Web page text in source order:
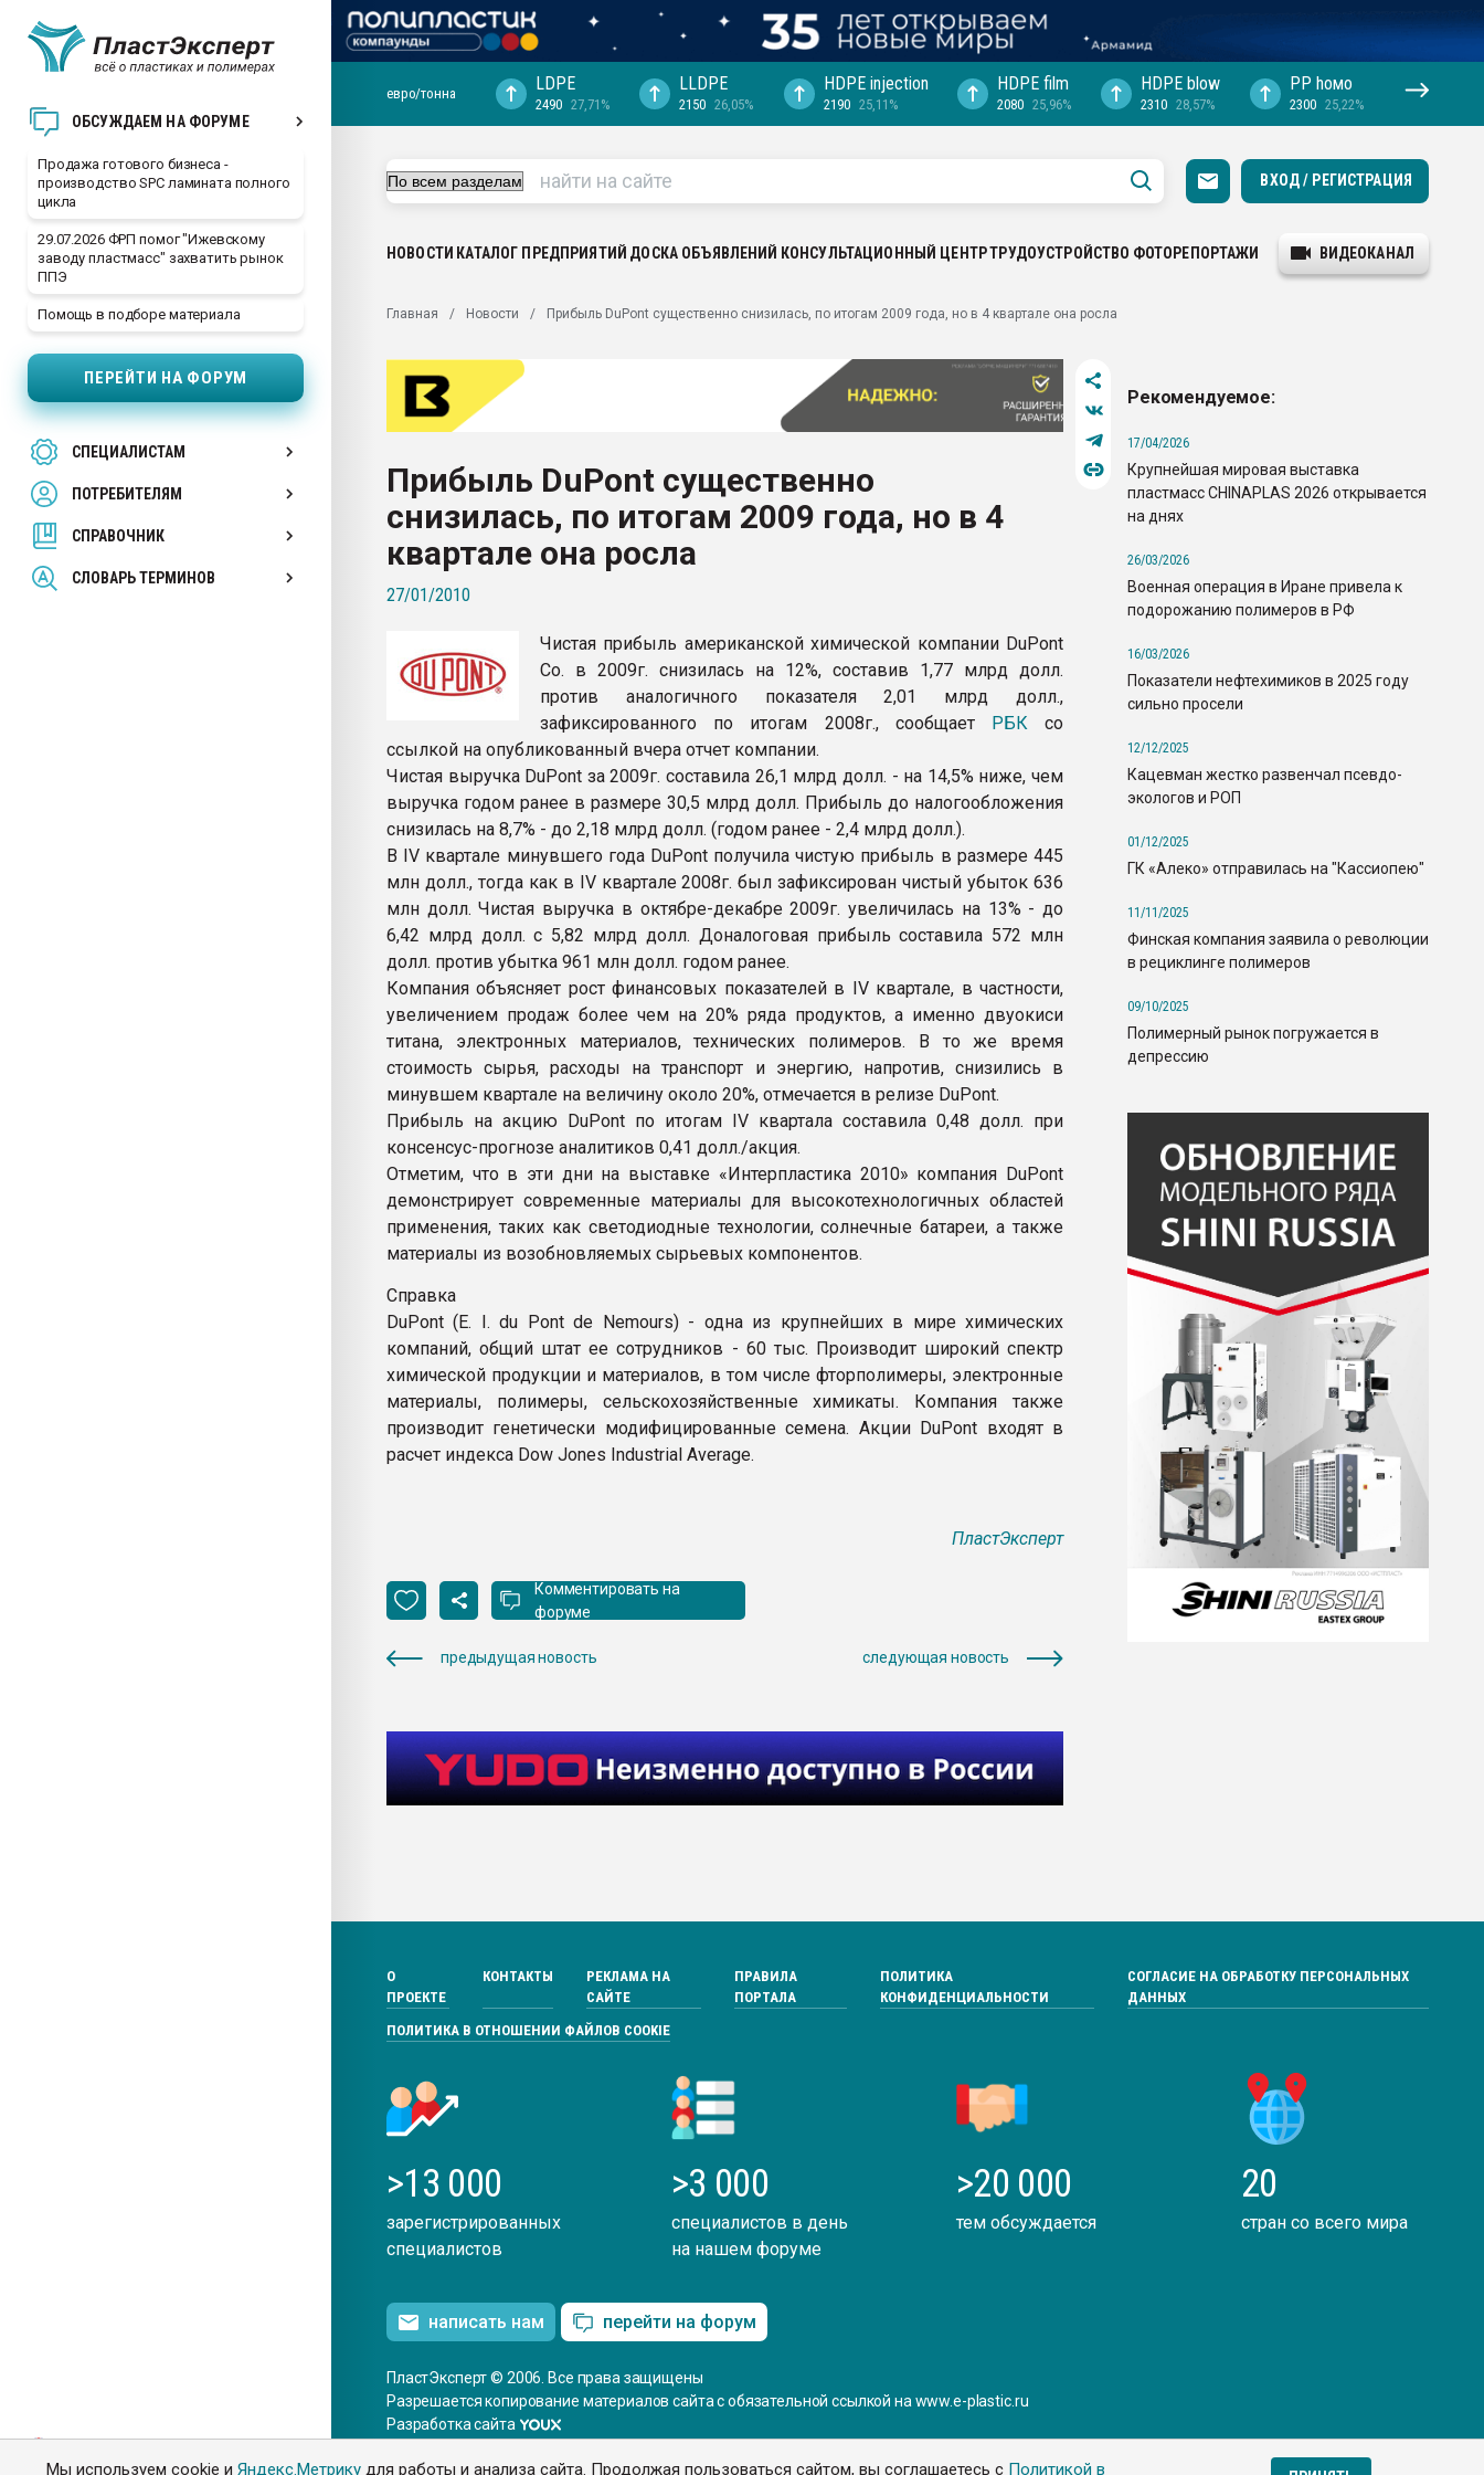
Мы используем cookie иЯндекс.Метрику для работы и анализа сайта. Продолжая пользоваться сайтом, вы соглашаетесь с Политикой в
ОБСУЖДАЕМ НА ФОРУМЕ
Продажа готового бизнеса -
производство SPC ламината полного
цикла
29.07.2026 ФРП помог "Ижевскому
заводу пластмасс" захватить рынок
ППЭ
Помощь в подборе материала
ПЕРЕЙТИ НА ФОРУМ
СПЕЦИАЛИСТАМ
ПОТРЕБИТЕЛЯМ
СПРАВОЧНИК
СЛОВАРЬ ТЕРМИНОВ
28.07.2026 "Технониколь" довольна
Всё, что касается выдува ПЭТ
Материал поверхности пуансона для
Продам отходы Композиция
поликарбоната и АБС-пластика
Armaloy PC/ABS-1IM черный цвет
Профильная литература. Продажа,
покупка, обмен
ПЕРЕЙТИ НА ФОРУМ
евро/тонна LDPE
2490 27,71%
LLDPE
2150 26,05%
HDPE injection
2190 25,11%
HDPE film
2080 25,96%
HDPE blow
2310 28,57%
PP hомо
2300 25,22%
ВХОД / РЕГИСТРАЦИЯ
НОВОСТИ КАТАЛОГ ПРЕДПРИЯТИЙ ДОСКА ОБЪЯВЛЕНИЙ КОНСУЛЬТАЦИОННЫЙ ЦЕНТРТРУДОУСТРОЙСТВО ФОТОРЕПОРТАЖИ ВИДЕОКАНАЛ
Главная Новости Прибыль DuPont существенно снизилась, по итогам 2009 года, но в 4 квартале она росла
Прибыль DuPont существенно
снизилась, по итогам 2009 года, но в 4
квартале она росла
27/01/2010
Чистая прибыль американской химической компании DuPont
Co. в 2009г. снизилась на 12%, составив 1,77 млрд долл.
против аналогичного показателя 2,01 млрд долл.,
зафиксированного по итогам 2008г., сообщает
РБКсо
ссылкой на опубликованный вчера отчет компании.
Чистая выручка DuPont за 2009г. составила 26,1 млрд долл. - на 14,5% ниже, чем
выручка годом ранее в размере 30,5 млрд долл. Прибыль до налогообложения
снизилась на 8,7% - до 2,18 млрд долл. (годом ранее - 2,4 млрд долл.).
В IV квартале минувшего года DuPont получила чистую прибыль в размере 445
млн долл., тогда как в IV квартале 2008г. был зафиксирован чистый убыток 636
млн долл. Чистая выручка в октябре-декабре 2009г. увеличилась на 13% - до
6,42 млрд долл. с 5,82 млрд долл. Доналоговая прибыль составила 572 млн
долл. против убытка 961 млн долл. годом ранее.
Компания объясняет рост финансовых показателей в IV квартале, в частности,
увеличением продаж более чем на 20% ряда продуктов, а именно двуокиси
титана, электронных материалов, технических полимеров. В то же время
стоимость сырья, расходы на транспорт и энергию, напротив, снизились в
минувшем квартале на величину около 20%, отмечается в релизе DuPont.
Прибыль на акцию DuPont по итогам IV квартала составила 0,48 долл. при
консенсус-прогнозе аналитиков 0,41 долл./акция.
Отметим, что в эти дни на выставке «Интерпластика 2010» компания DuPont
демонстрирует современные материалы для высокотехнологичных областей
применения, таких как светодиодные технологии, солнечные батареи, а также
материалы из возобновляемых сырьевых компонентов.
Справка
DuPont (E. I. du Pont de Nemours) - одна из крупнейших в мире химических
компаний, общий штат ее сотрудников - 60 тыс. Производит широкий спектр
химической продукции и материалов, в том числе фторполимеры, электронные
материалы, полимеры, сельскохозяйственные химикаты. Компания также
производит генетически модифицированные семена. Акции DuPont входят в
расчет индекса Dow Jones Industrial Average.
ПластЭксперт
Комментировать на
форуме
предыдущая новость следующая новость
Рекомендуемое:
17/04/2026
Крупнейшая мировая выставка
пластмасс CHINAPLAS 2026 открывается
на днях
26/03/2026
Военная операция в Иране привела к
подорожанию полимеров в РФ
16/03/2026
Показатели нефтехимиков в 2025 году
сильно просели
12/12/2025
Кацевман жестко развенчал псевдо-
экологов и РОП
01/12/2025
ГК «Алеко» отправилась на "Кассиопею"
11/11/2025
Финская компания заявила о революции
в рециклинге полимеров
09/10/2025
Полимерный рынок погружается в
депрессию
О
ПРОЕКТЕ
КОНТАКТЫ
РЕКЛАМА НА
САЙТЕ
ПРАВИЛА
ПОРТАЛА
ПОЛИТИКА
КОНФИДЕНЦИАЛЬНОСТИ
СОГЛАСИЕ НА ОБРАБОТКУ ПЕРСОНАЛЬНЫХ
ДАННЫХ
ПОЛИТИКА В ОТНОШЕНИИ ФАЙЛОВ COOKIE
>13 000
зарегистрированных
специалистов
>3 000
специалистов в день
на нашем форуме
>20 000
тем обсуждается
20
стран со всего мира
написать нам перейти на форум
ПластЭксперт © 2006. Все права защищены
Разрешается копирование материалов сайта с обязательной ссылкой на www.e-plastic.ru
Разработка сайта